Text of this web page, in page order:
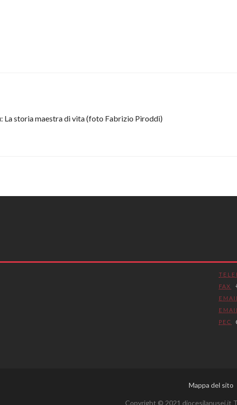
La storia maestra di vita (foto Fabrizio Piroddi)
FAX
EMAIL
EMAIL
PEC
Mappa del sito
Copyright © 2021 diocesilanusei.it